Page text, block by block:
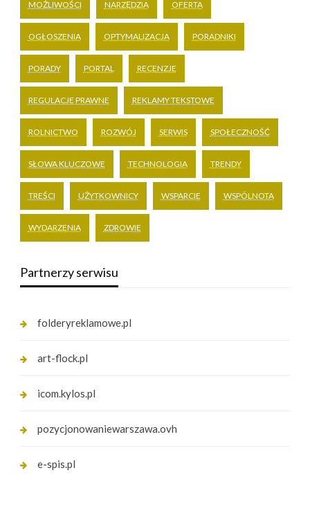
MOŻLIWOŚCI NARZĘDZIA OFERTA
OGŁOSZENIA OPTYMALIZACJA PORADNIKI
PORADY PORTAL RECENZJE
REGULACJE PRAWNE REKLAMY TEKSTOWE
ROLNICTWO ROZWÓJ SERWIS SPOŁECZNOŚĆ
SŁOWA KLUCZOWE TECHNOLOGIA TRENDY
TREŚCI UŻYTKOWNICY WSPARCIE WSPÓLNOTA
WYDARZENIA ZDROWIE
Partnerzy serwisu
folderyreklamowe.pl
art-flock.pl
icom.kylos.pl
pozycjonowaniewarszawa.ovh
e-spis.pl